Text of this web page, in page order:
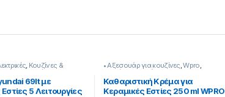
, Κουζίνες &
Συσκευέs
69lt με
5 Λειτουργίες
• Αξεσουάρ για κουζίνες,Wpro,
Κουζίνες & Φούρνοι
Καθαριστική Κρέμα για
Κεραμικές Εστίες 250 ml WPRO